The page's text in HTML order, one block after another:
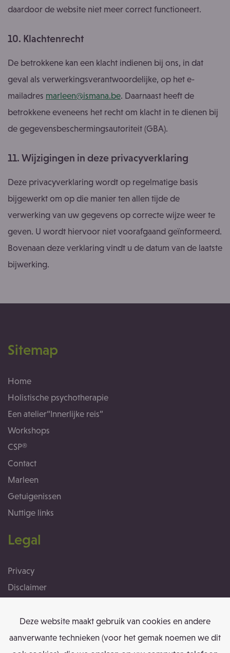
daardoor de website niet meer correct functioneert.
10. Klachtenrecht
De betrokkene kan een klacht indienen bij ons, in dat
geval als verwerkingsverantwoordelijke, op het e-
mailadres marleen@ismana.be. Daarnaast heeft de
betrokkene eveneens het recht om klacht in te dienen bij
de gegevensbeschermingsautoriteit (GBA).
11. Wijzigingen in deze privacyverklaring
Deze privacyverklaring wordt op regelmatige basis
bijgewerkt om op die manier ten allen tijde de
verwerking van uw gegevens op correcte wijze weer te
geven. U wordt hiervoor niet voorafgaand geïnformeerd.
Bovenaan deze verklaring vindt u de datum van de laatste
bijwerking.
Deze website maakt gebruik van cookies en andere
aanverwante technieken (voor het gemak noemen we dit
Sitemap
Home
Holistische psychotherapie
Een atelier“Innerlijke reis”
Workshops
CSP®
Contact
Marleen
Getuigenissen
Nuttige links
Legal
Privacy
Disclaimer
Algemene voorwaarden
Contact